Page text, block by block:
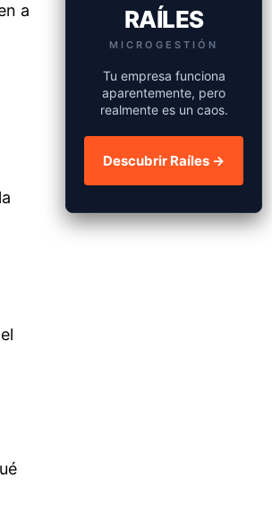
a
RAÍLES
MICROGESTIÓN
Tu empresa funciona
aparentemente, pero
realmente es un caos.
Descubrir Raíles →